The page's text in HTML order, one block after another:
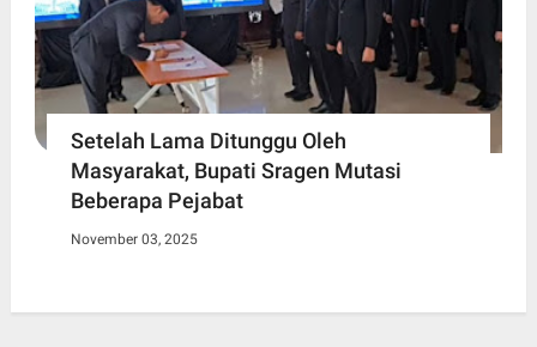
Setelah Lama Ditunggu Oleh
Masyarakat, Bupati Sragen Mutasi
Beberapa Pejabat
November 03, 2025